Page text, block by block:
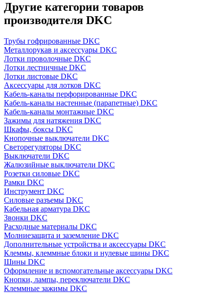
Другие категории товаров
производителя DKC
Трубы гофрированные DKC
Металлорукав и аксессуары DKC
Лотки проволочные DKC
Лотки лестничные DKC
Лотки листовые DKC
Аксессуары для лотков DKC
Кабель-каналы перфорированные DKC
Кабель-каналы настенные (парапетные) DKC
Кабель-каналы монтажные DKC
Зажимы для натяжения DKC
Шкафы, боксы DKC
Кнопочные выключатели DKC
Светорегуляторы DKC
Выключатели DKC
Жалюзийные выключатели DKC
Розетки силовые DKC
Рамки DKC
Инструмент DKC
Силовые разъемы DKC
Кабельная арматура DKC
Звонки DKC
Расходные материалы DKC
Молниезащита и заземление DKC
Дополнительные устройства и аксессуары DKC
Клеммы, клеммные блоки и нулевые шины DKC
Шины DKC
Оформление и вспомогательные аксессуары DKC
Кнопки, лампы, переключатели DKC
Клеммные зажимы DKC